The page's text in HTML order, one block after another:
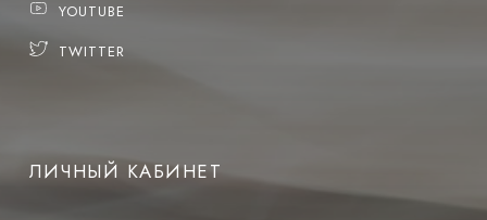
YOUTUBE
TWITTER
ЛИЧНЫЙ КАБИНЕТ